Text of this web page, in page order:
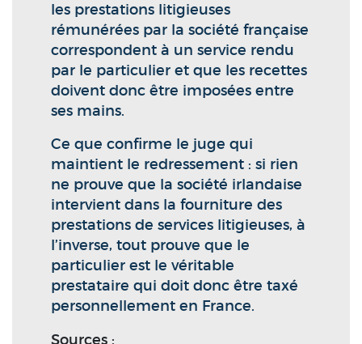
les prestations litigieuses
rémunérées par la société française
correspondent à un service rendu
par le particulier et que les recettes
doivent donc être imposées entre
ses mains.
Ce que confirme le juge qui
maintient le redressement : si rien
ne prouve que la société irlandaise
intervient dans la fourniture des
prestations de services litigieuses, à
l’inverse, tout prouve que le
particulier est le véritable
prestataire qui doit donc être taxé
personnellement en France.
Sources :